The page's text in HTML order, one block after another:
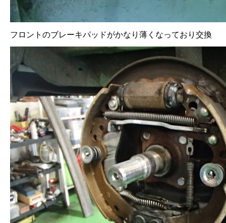
フロントのブレーキパッドがかなり薄くなっており交換